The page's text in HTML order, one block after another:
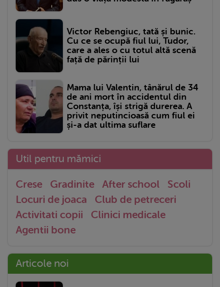
Victor Rebengiuc, tată și bunic.
Cu ce se ocupă fiul lui, Tudor,
care a ales o cu totul altă scenă
față de părinții lui
Mama lui Valentin, tânărul de 34
de ani mort în accidentul din
Constanța, își strigă durerea. A
privit neputincioasă cum fiul ei
și-a dat ultima suflare
Util pentru mămici
Crese Gradinite After school
Scoli
Locuri de joaca
Club de petreceri
Activitati copii
Clinici medicale
Agentii bone
Articole noi